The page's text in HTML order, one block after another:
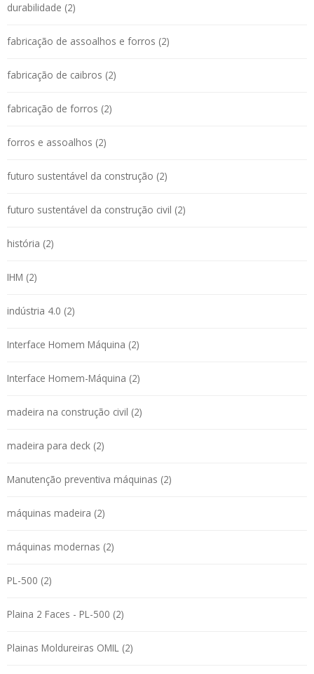
durabilidade (2)
fabricação de assoalhos e forros (2)
fabricação de caibros (2)
fabricação de forros (2)
forros e assoalhos (2)
futuro sustentável da construção (2)
futuro sustentável da construção civil (2)
história (2)
IHM (2)
indústria 4.0 (2)
Interface Homem Máquina (2)
Interface Homem-Máquina (2)
madeira na construção civil (2)
madeira para deck (2)
Manutenção preventiva máquinas (2)
máquinas madeira (2)
máquinas modernas (2)
PL-500 (2)
Plaina 2 Faces - PL-500 (2)
Plainas Moldureiras OMIL (2)